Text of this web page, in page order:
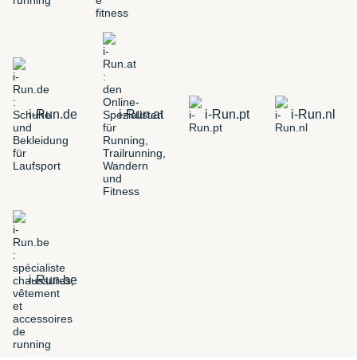
i-Run.de i-Run.at i-Run.pt i-Run.nl
i-Run.be